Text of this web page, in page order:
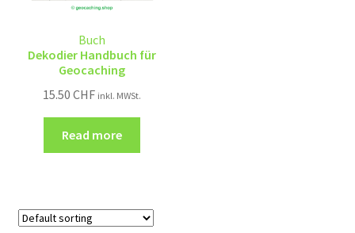
Buch
Dekodier Handbuch für
Geocaching
15.50CHF inkl. MWSt.
Read more